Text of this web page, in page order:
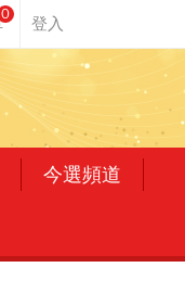
0
今選頻道